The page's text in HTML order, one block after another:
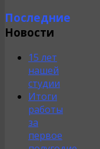
Последние
Новости
15 лет
нашей
студии
Итоги
работы
за
первое